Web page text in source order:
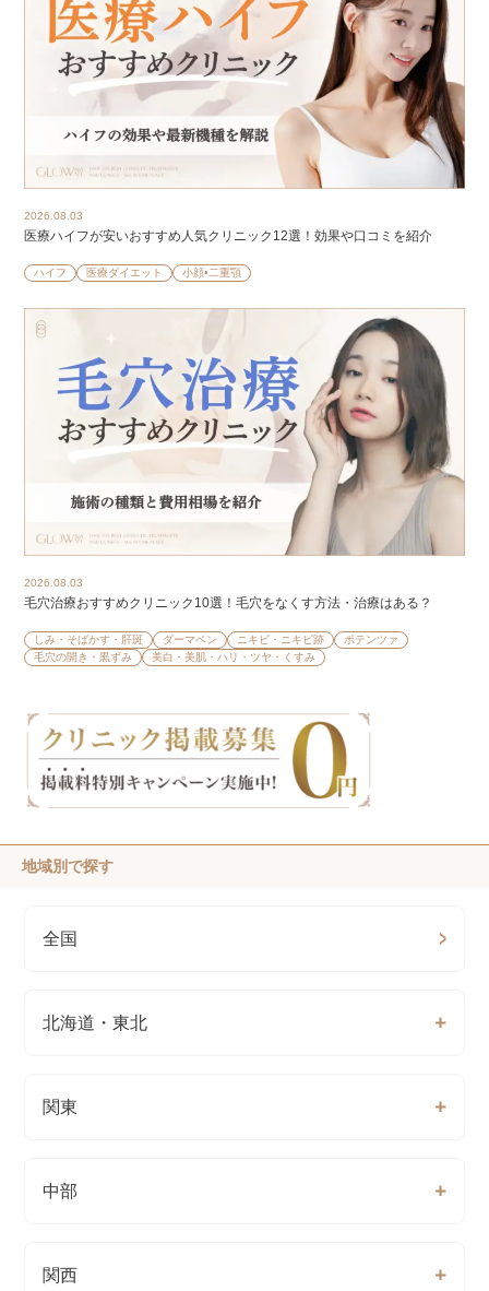
2026.08.03
医療ハイフが安いおすすめ人気クリニック12選！効果や口コミを紹介
ハイフ 医療ダイエット 小顔•二重顎
2026.08.03
毛穴治療おすすめクリニック10選！毛穴をなくす方法・治療はある？
しみ・そばかす・肝斑 ダーマペン ニキビ・ニキビ跡
ポテンツァ
毛穴の開き・黒ずみ
美白・美肌・ハリ・ツヤ・くすみ
地域別で探す
全国
北海道・東北
関東
中部
関西